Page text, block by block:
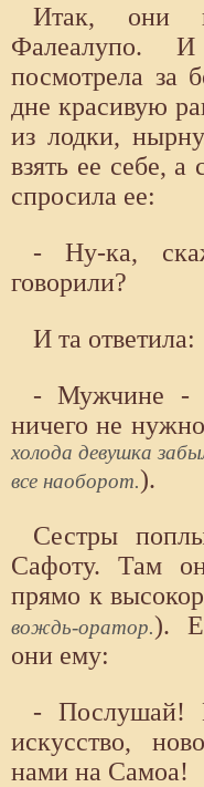
Итак, они
Фалеалупо.
посмотрела за
дне красивую
из лодки,
взять ее себе, а
спросила ее:
- Ну-ка,
говорили?
И та ответила:
- Мужчине -
ничего не
холода девушка
все наоборот.).
Сестры
Сафоту. Там
прямо к
вождь-оратор.).
они ему:
- Послушай!
искусство,
нами на Самоа!